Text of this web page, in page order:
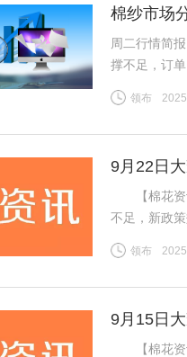
棉纱市场
单也走俏！
周二行情简
撑不足，订
商库存压力
领布
9月22日
【棉花资
不足，新政
盘ICE期棉
领布
9月15日
【棉花资